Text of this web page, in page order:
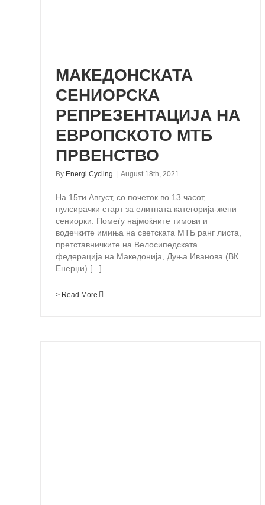
МАКЕДОНСКАТА
СЕНИОРСКА
РЕПРЕЗЕНТАЦИЈА НА
ЕВРОПСКОТО МТБ
ПРВЕНСТВО
By Energi Cycling August 18th, 2021
На 15ти Август, со почеток во 13 часот,
пулсирачки старт за елитната категорија-жени
сениорки. Помеѓу најмоќните тимови и
водечките имиња на светската МТБ ранг листа,
претставничките на Велосипедската
федерација на Македонија, Дуња Иванова (ВК
Енерџи) [...]
> Read More